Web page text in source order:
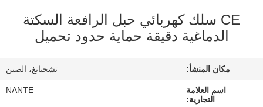
المعمل
ضبط
الجودة
CE سلك كهربائي حبل الرافعة السكتة
الدماغية دقيقة حماية حدود تحميل
مكان المنشأ: تشجيانغ، الصين
اسم العلامة
التجارية:
NANTE